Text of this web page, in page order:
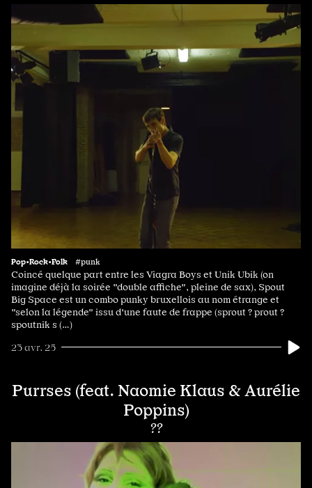
Pop•Rock•Folk #punk
Coincé quelque part entre les Viagra Boys et Unik Ubik (on
imagine déjà la soirée "double affiche", pleine de sax), Spout
Big Space est un combo punky bruxellois au nom étrange et
"selon la légende" issu d'une faute de frappe (sprout ? prout ?
spoutnik s (…)
23 avr. 25
Purrses (feat. Naomie Klaus & Aurélie
Poppins)
??